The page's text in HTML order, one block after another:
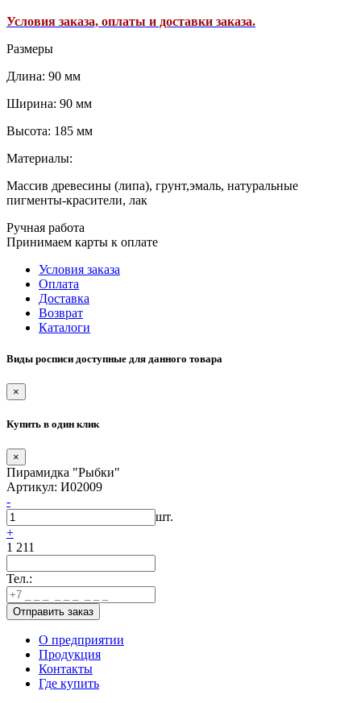
Условия заказа, оплаты и доставки заказа.
Размеры
Длина: 90 мм
Ширина: 90 мм
Высота: 185 мм
Материалы:
Массив древесины (липа), грунт,эмаль, натуральные
пигменты-красители, лак
Ручная работа
Принимаем карты к оплате
Условия заказа
Оплата
Доставка
Возврат
Каталоги
Виды росписи доступные для данного товара
×
Купить в один клик
×
Пирамидка "Рыбки"
Артикул: И02009
-
шт.
+
1 211
Тел.:
О предприятии
Продукция
Контакты
Где купить